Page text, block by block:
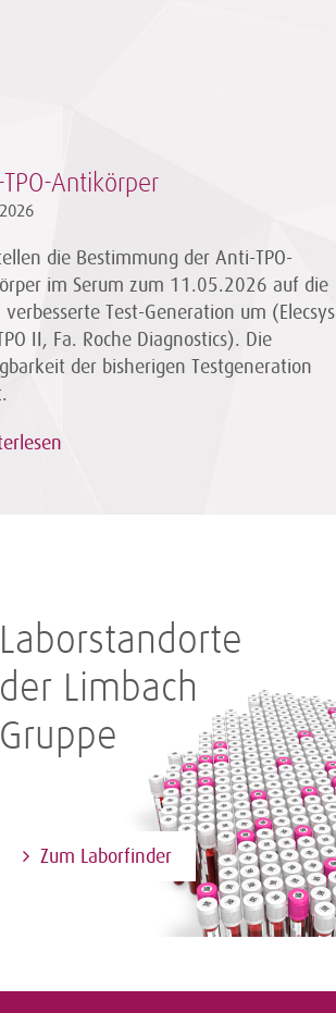
Antikörper
die Bestimmung der Anti-TPO-
im Serum zum 11.05.2026 auf die
verbesserte Test-Generation um (Elecsys
II, Fa. Roche Diagnostics). Die
der bisherigen Testgeneration
Laborstandorte
der Limbach
Gruppe
Zum Laborfinder